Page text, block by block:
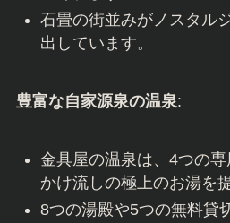
石畳の街並みがノスタル
出しています。
豊富な自家源泉の温泉:
金具屋の温泉は、4つの
かけ流しの極上のお湯を
8つの湯殿や5つの無料貸